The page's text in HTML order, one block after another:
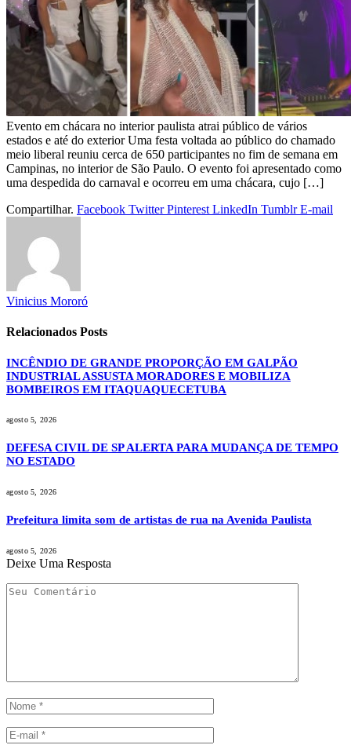
Evento em chácara no interior paulista atrai público de vários
estados e até do exterior Uma festa voltada ao público do chamado
meio liberal reuniu cerca de 650 participantes no fim de semana em
Campinas, no interior de São Paulo. O evento foi apresentado como
uma despedida do carnaval e ocorreu em uma chácara, cujo […]
Compartilhar. Facebook Twitter Pinterest LinkedIn Tumblr E-mail
Vinicius Mororó
Relacionados Posts
INCÊNDIO DE GRANDE PROPORÇÃO EM GALPÃO
INDUSTRIAL ASSUSTA MORADORES E MOBILIZA
BOMBEIROS EM ITAQUAQUECETUBA
agosto 5, 2026
DEFESA CIVIL DE SP ALERTA PARA MUDANÇA DE TEMPO
NO ESTADO
agosto 5, 2026
Prefeitura limita som de artistas de rua na Avenida Paulista
agosto 5, 2026
Deixe Uma Resposta